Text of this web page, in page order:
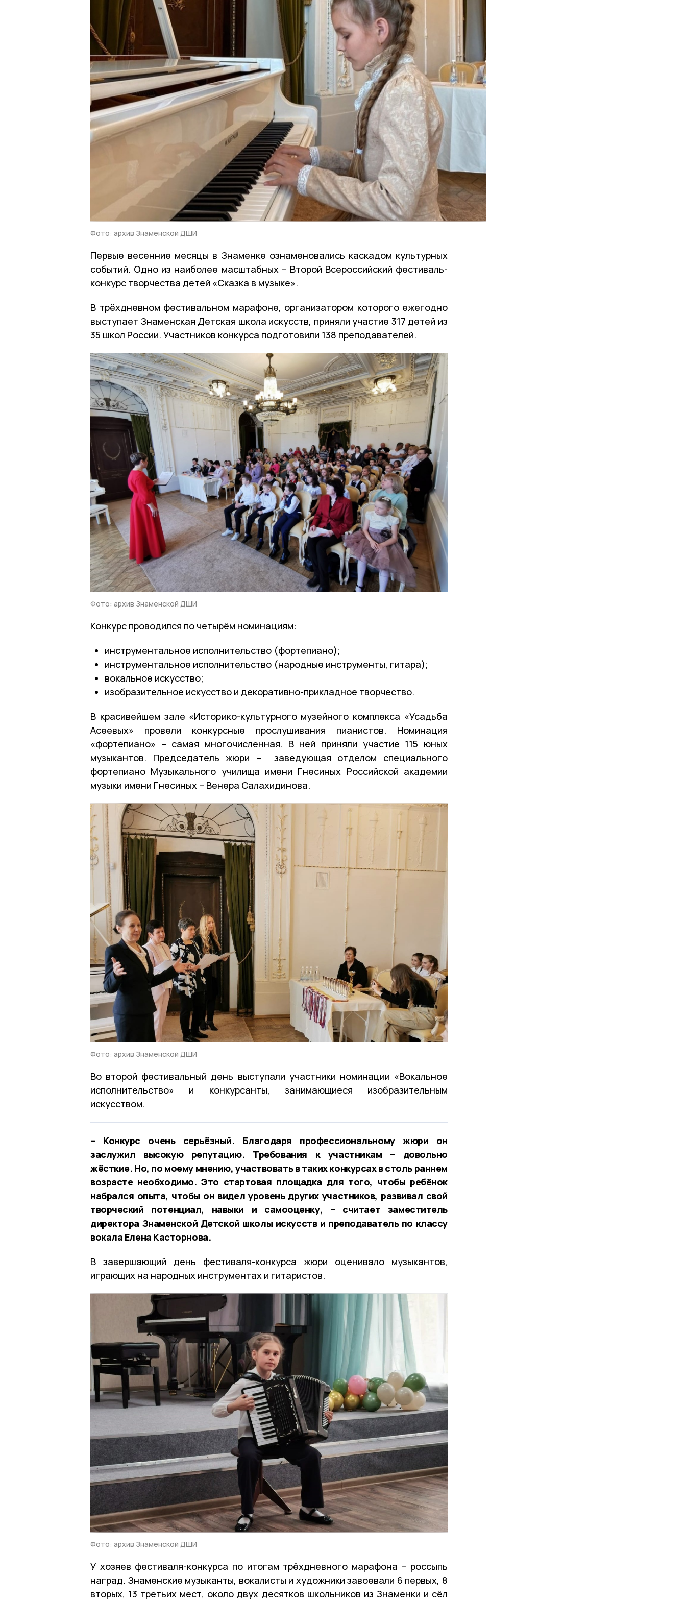
Фото: архив Знаменской ДШИ
Первые весенние месяцы в Знаменке ознаменовались каскадом культурных
событий. Одно из наиболее масштабных – Второй Всероссийский фестиваль-
конкурс творчества детей «Сказка в музыке».
В трёхдневном фестивальном марафоне, организатором которого ежегодно
выступает Знаменская Детская школа искусств, приняли участие 317 детей из
35 школ России. Участников конкурса подготовили 138 преподавателей.
Фото: архив Знаменской ДШИ
Конкурс проводился по четырём номинациям:
инструментальное исполнительство (фортепиано);
инструментальное исполнительство (народные инструменты, гитара);
вокальное искусство;
изобразительное искусство и декоративно-прикладное творчество.
В красивейшем зале «Историко-культурного музейного комплекса «Усадьба
Асеевых» провели конкурсные прослушивания пианистов. Номинация
«фортепиано» – самая многочисленная. В ней приняли участие 115 юных
музыкантов. Председатель жюри – заведующая отделом специального
фортепиано Музыкального училища имени Гнесиных Российской академии
музыки имени Гнесиных – Венера Салахидинова.
Фото: архив Знаменской ДШИ
Во второй фестивальный день выступали участники номинации «Вокальное
исполнительство» и конкурсанты, занимающиеся изобразительным
искусством.
– Конкурс очень серьёзный. Благодаря профессиональному жюри он
заслужил высокую репутацию. Требования к участникам – довольно
жёсткие. Но, по моему мнению, участвовать в таких конкурсах в столь раннем
возрасте необходимо. Это стартовая площадка для того, чтобы ребёнок
набрался опыта, чтобы он видел уровень других участников, развивал свой
творческий потенциал, навыки и самооценку, – считает заместитель
директора Знаменской Детской школы искусств и преподаватель по классу
вокала Елена Касторнова.
В завершающий день фестиваля-конкурса жюри оценивало музыкантов,
играющих на народных инструментах и гитаристов.
Фото: архив Знаменской ДШИ
У хозяев фестиваля-конкурса по итогам трёхдневного марафона – россыпь
наград. Знаменские музыканты, вокалисты и художники завоевали 6 первых, 8
вторых, 13 третьих мест, около двух десятков школьников из Знаменки и сёл